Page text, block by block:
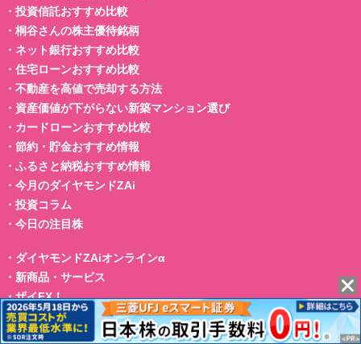
・ 投資信託おすすめ比較
・ 桐谷さんの株主優待銘柄
・ ネット銀行おすすめ比較
・ 住宅ローンおすすめ比較
・ 不動産を高値で売却する方法
・ 資産価値が下がらない新築マンション選び
・ カードローンおすすめ比較
・ 節約・貯金おすすめ情報
・ ふるさと納税おすすめ情報
・ 今月のダイヤモンドZAi
・ 投資コラム
・ 今日の注目株
・ ダイヤモンドZAiオンラインα
・ 新商品・サービス
・ザイFX！